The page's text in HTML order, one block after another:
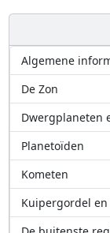
Algemene
De Zon
Dwergplaneten
Planetoïden
Kometen
Kuipergordel